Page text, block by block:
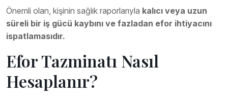
Önemli olan, kişinin sağlık raporlarıyla kalıcı veya uzun
süreli bir iş gücü kaybını ve fazladan efor ihtiyacını
ispatlamasıdır.
Efor Tazminatı Nasıl
Hesaplanır?